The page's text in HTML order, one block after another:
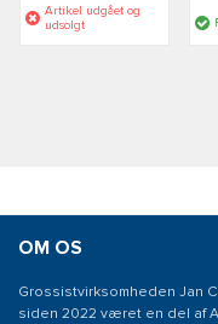
Artikel udgået og
udsolgt
OM OS
Grossistvirksomheden Jan
siden 2022 været en del af